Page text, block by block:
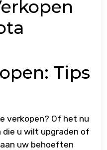
Tips
verkopen? Of het nu
u wilt upgraden of
uw behoeften